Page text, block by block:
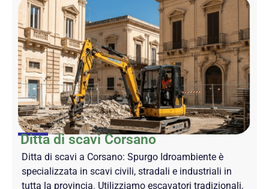
Ditta di scavi Corsano
Ditta di scavi a Corsano: Spurgo Idroambiente è
specializzata in scavi civili, stradali e industriali in
tutta la provincia. Utilizziamo escavatori tradizionali,